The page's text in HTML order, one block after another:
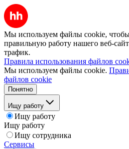
Мы используем файлы cookie, чтобы
правильную работу нашего веб-
трафик.
Правила использования файлов
Мы используем файлы cookie.
файлов cookie
Понятно
Ищу работу
Ищу работу
Ищу работу
Ищу сотрудника
Сервисы